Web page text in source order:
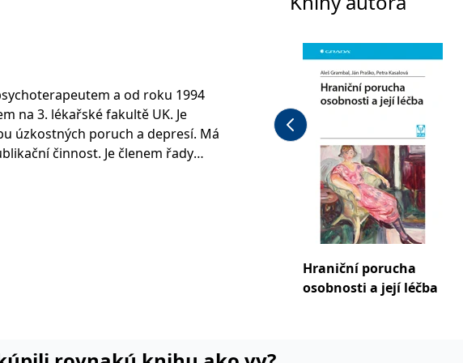
a od roku 1994
na 3. lékařské fakultě UK. Je
úzkostných poruch a depresí. Má
činnost. Je členem řady
Hraniční porucha
osobnosti a její léčba